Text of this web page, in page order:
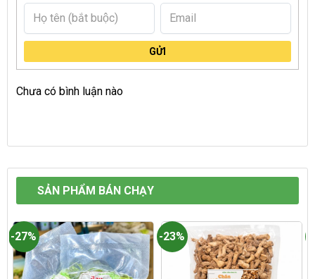
GỬI
Chưa có bình luận nào
SẢN PHẨM BÁN CHẠY
-27% -23%